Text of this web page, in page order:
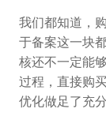
我们都知道，
于备案这一块
核还不一定能
过程，直接购
优化做足了充